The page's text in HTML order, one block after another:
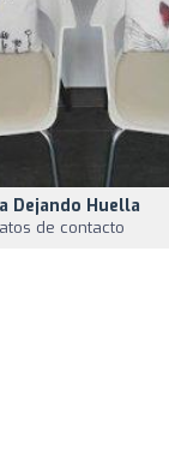
Dejando Huella
de contacto